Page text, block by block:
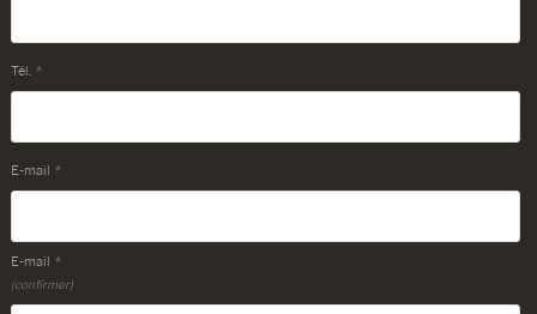
Tél. *
E-mail *
E-mail *
(confirmer)